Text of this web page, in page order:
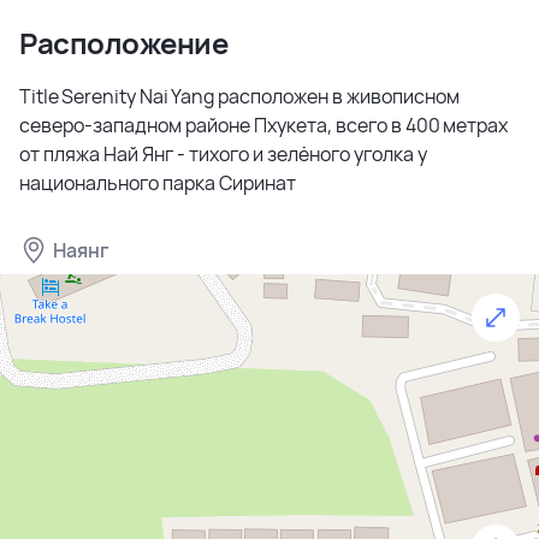
Расположение
Title Serenity Nai Yang расположен в живописном
северо-западном районе Пхукета, всего в 400 метрах
от пляжа Най Янг - тихого и зелёного уголка у
национального парка Сиринат
Наянг